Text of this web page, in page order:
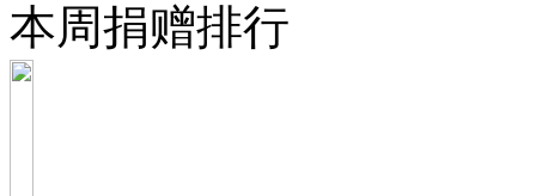
本周捐赠排行